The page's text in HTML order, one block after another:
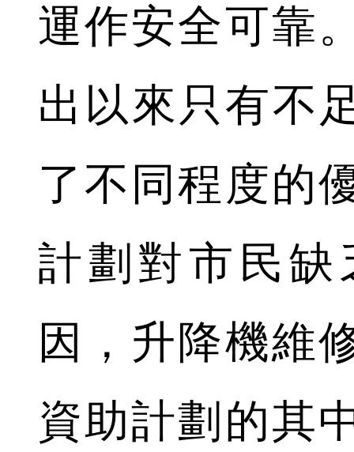
運作安全可靠
出以來只有不
了不同程度的
計劃對市民缺
因，升降機維
資助計劃的其